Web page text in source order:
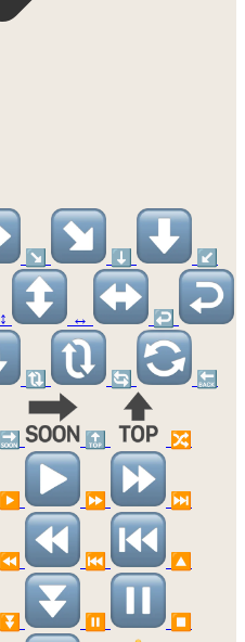
↘️ ⬇️ ↙️
↕️ ↔️ ↩️
🔃 🔄 🔙
🔜 🔝 🔀
▶️ ⏩ ⏭️
⏪ ⏮️ 🔼
⏬ ⏸️ ⏹️